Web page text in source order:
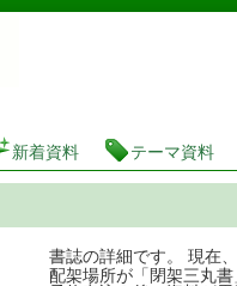
茨城県立図書
新着資料 テーマ資料
書誌の詳細です。 現在
配架場所が「閉架三丸